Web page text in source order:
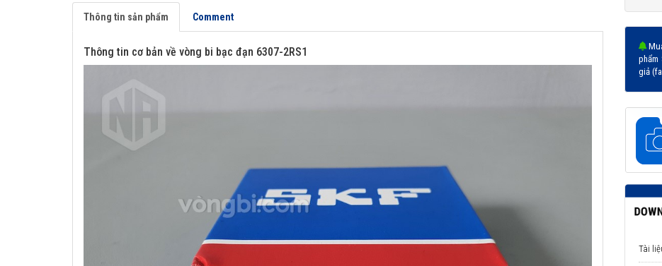
Thông tin sản phẩm Comment
Thông tin cơ bản về vòng bi bạc đạn 6307-2RS1
phẩm
giả
Tài